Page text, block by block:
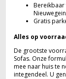
Bereikbaar
Gratis
Alles op
De grootste
Sofas. Onze
mee naar huis te
integendeel. U